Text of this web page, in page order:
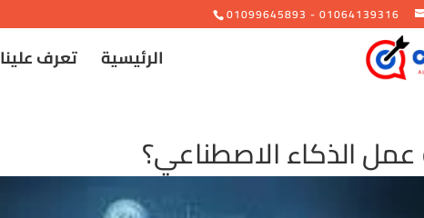
01099645893 - 01064139316
الرئيسية تعرف علينا
الذكاء الاصطناعي؟